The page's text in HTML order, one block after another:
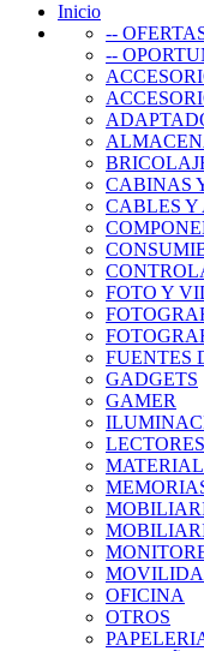
Inicio
--
--
CABINAS
CABLES Y
FOTO Y
FUENTES
GADGETS
GAMER
LECTORES
OFICINA
OTROS